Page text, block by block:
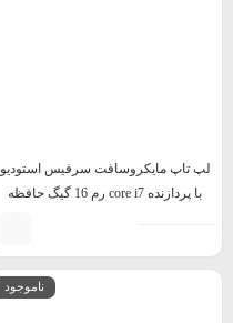
لپ تاپ مایکروسافت سرفیس استودیو
با پردازنده core i7 رم 16 گیگ حافظه
ناموجود